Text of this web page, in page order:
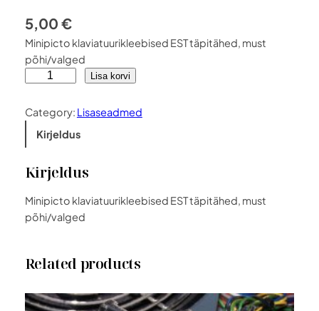
5,00 €
Minipicto klaviatuurikleebised EST täpitähed, must
põhi/valged
n
i
c
o
k
v
a
Lisa korvi
Category: Lisaseadmed
Kirjeldus
Kirjeldus
Minipicto klaviatuurikleebised EST täpitähed, must
põhi/valged
Related products